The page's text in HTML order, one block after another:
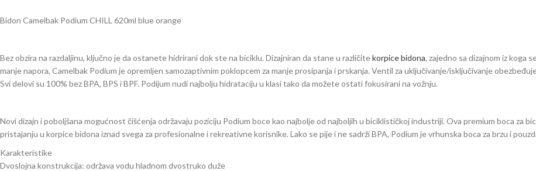
Bidon Camelbak Podium CHILL 620ml blue orange
Bez obzira na razdaljinu, ključno je da ostanete hidrirani dok ste na biciklu. Dizajniran da stane u različitekorpice bidona, zajedno sa dizajnom iz koga
manje napora, Camelbak Podium je opremljen samozaptivnim poklopcem za manje prosipanja i prskanja. Ventil za uključivanje/isključivanje
Svi delovi su 100% bez BPA, BPS i BPF. Podijum nudi najbolju hidrataciju u klasi tako da možete ostati fokusirani na vožnju.
Novi dizajn i poboljšana mogućnost čišćenja održavaju poziciju Podium boce kao najbolje od najboljih u biciklističkoj industriji. Ova premium boca za
pristajanju u korpice bidona iznad svega za profesionalne i rekreativne korisnike. Lako se pije i ne sadrži BPA, Podium je vrhunska boca za brzu i
Karakteristike
Dvoslojna konstrukcija: održava vodu hladnom dvostruko duže